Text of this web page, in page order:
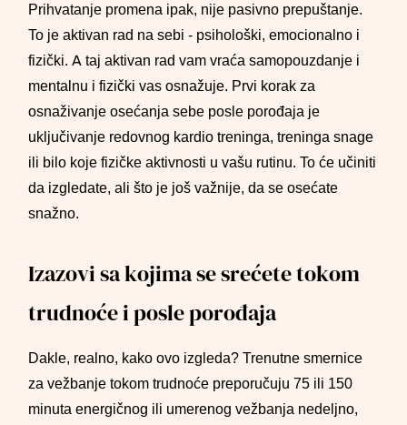
Prihvatanje promena ipak, nije pasivno prepuštanje.
To je aktivan rad na sebi - psihološki, emocionalno i
fizički. A taj aktivan rad vam vraća samopouzdanje i
mentalnu i fizički vas osnažuje. Prvi korak za
osnaživanje osećanja sebe posle porođaja je
uključivanje redovnog kardio treninga, treninga snage
ili bilo koje fizičke aktivnosti u vašu rutinu. To će učiniti
da izgledate, ali što je još važnije, da se osećate
snažno.
Izazovi sa kojima se srećete tokom
trudnoće i posle porođaja
Dakle, realno, kako ovo izgleda? Trenutne smernice
za vežbanje tokom trudnoće preporučuju 75 ili 150
minuta energičnog ili umerenog vežbanja nedeljno,